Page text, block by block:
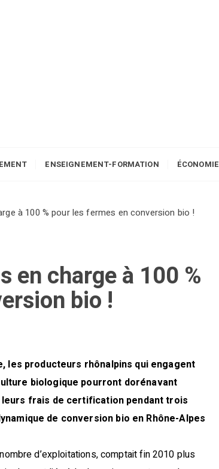
ENSEIGNEMENT-FORMATION ÉCONOMIE
à 100 % pour les fermes en conversion bio !
en charge à 100 %
bio !
les producteurs rhônalpins qui engagent
biologique pourront dorénavant
leurs frais de certification pendant trois
de conversion bio en Rhône-Alpes
d’exploitations, comptait fin 2010 plus